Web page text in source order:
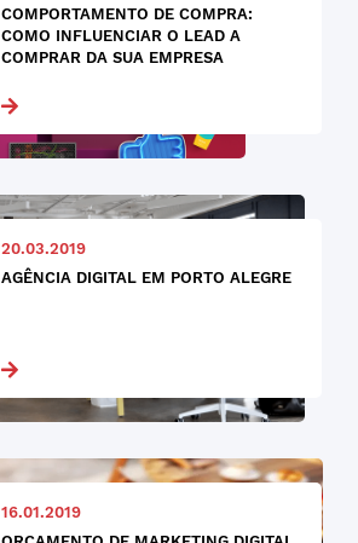
COMPORTAMENTO DE COMPRA:
COMO INFLUENCIAR O LEAD A
COMPRAR DA SUA EMPRESA
20.03.2019
AGÊNCIA DIGITAL EM PORTO ALEGRE
16.01.2019